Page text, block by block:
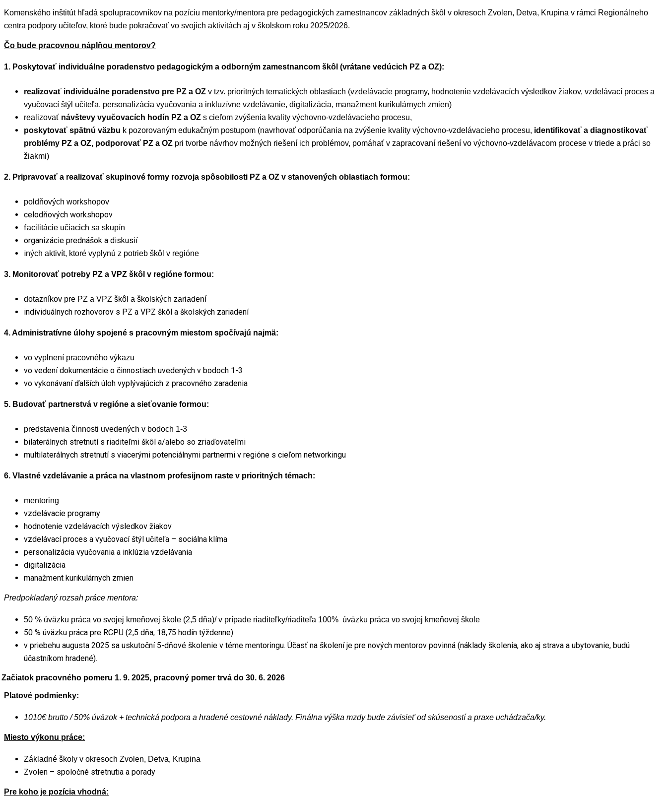
Komenského inštitút hľadá spolupracovníkov na pozíciu mentorky/mentora pre pedagogických zamestnancov základných škôl v okresoch Zvolen, Detva, Krupina v rámci Regionálneho
centra podpory učiteľov, ktoré bude pokračovať vo svojich aktivitách aj v školskom roku 2025/2026.
Čo bude pracovnou náplňou mentorov?
1. Poskytovať individuálne poradenstvo pedagogickým a odborným zamestnancom škôl (vrátane vedúcich PZ a OZ):
realizovať individuálne poradenstvo pre PZ a OZ v tzv. prioritných tematických oblastiach (vzdelávacie programy, hodnotenie vzdelávacích výsledkov žiakov, vzdelávací proces a
vyučovací štýl učiteľa, personalizácia vyučovania a inkluzívne vzdelávanie, digitalizácia, manažment kurikulárnych zmien)
realizovať návštevy vyučovacích hodín PZ a OZ s cieľom zvýšenia kvality výchovno-vzdelávacieho procesu,
poskytovať spätnú väzbu k pozorovaným edukačným postupom (navrhovať odporúčania na zvýšenie kvality výchovno-vzdelávacieho procesu, identifikovať a diagnostikovať
problémy PZ a OZ, podporovať PZ a OZ pri tvorbe návrhov možných riešení ich problémov, pomáhať v zapracovaní riešení vo výchovno-vzdelávacom procese v triede a práci so
žiakmi)
2. Pripravovať a realizovať skupinové formy rozvoja spôsobilosti PZ a OZ v stanovených oblastiach formou:
poldňových workshopov
celodňových workshopov
facilitácie učiacich sa skupín
organizácie prednášok a diskusií
iných aktivít, ktoré vyplynú z potrieb škôl v regióne
3. Monitorovať potreby PZ a VPZ škôl v regióne formou:
dotazníkov pre PZ a VPZ škôl a školských zariadení
individuálnych rozhovorov s PZ a VPZ škôl a školských zariadení
4. Administratívne úlohy spojené s pracovným miestom spočívajú najmä:
vo vyplnení pracovného výkazu
vo vedení dokumentácie o činnostiach uvedených v bodoch 1-3
vo vykonávaní ďalších úloh vyplývajúcich z pracovného zaradenia
5. Budovať partnerstvá v regióne a sieťovanie formou:
predstavenia činnosti uvedených v bodoch 1-3
bilaterálnych stretnutí s riaditeľmi škôl a/alebo so zriaďovateľmi
multilaterálnych stretnutí s viacerými potenciálnymi partnermi v regióne s cieľom networkingu
6. Vlastné vzdelávanie a práca na vlastnom profesijnom raste v prioritných témach:
mentoring
vzdelávacie programy
hodnotenie vzdelávacích výsledkov žiakov
vzdelávací proces a vyučovací štýl učiteľa – sociálna klíma
personalizácia vyučovania a inklúzia vzdelávania
digitalizácia
manažment kurikulárnych zmien
Predpokladaný rozsah práce mentora:
50 % úväzku práca vo svojej kmeňovej škole (2,5 dňa)/ v prípade riaditeľky/riaditeľa 100% úväzku práca vo svojej kmeňovej škole
50 % úväzku práca pre RCPU (2,5 dňa, 18,75 hodín týždenne)
v priebehu augusta 2025 sa uskutoční 5-dňové školenie v téme mentoringu. Účasť na školení je pre nových mentorov povinná (náklady školenia, ako aj strava a ubytovanie, budú
účastníkom hradené).
Začiatok pracovného pomeru 1. 9. 2025, pracovný pomer trvá do 30. 6. 2026
Platové podmienky:
1010€ brutto / 50% úväzok + technická podpora a hradené cestovné náklady. Finálna výška mzdy bude závisieť od skúseností a praxe uchádzača/ky.
Miesto výkonu práce:
Základné školy v okresoch Zvolen, Detva, Krupina
Zvolen – spoločné stretnutia a porady
Pre koho je pozícia vhodná: